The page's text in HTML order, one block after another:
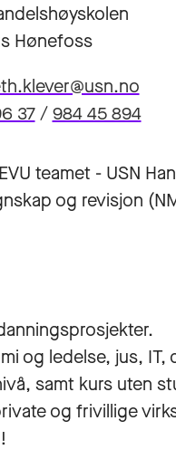
Hønefoss
37/984 45 894
teamet - USN
og revisjon
og ledelse, jus, IT,
samt kurs uten
og frivillige